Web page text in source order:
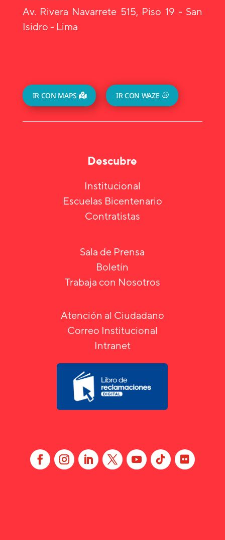
Av. Rivera Navarrete 515, Piso 19 - San
Isidro - Lima
IR CON MAPS IR CON WAZE
Descubre
Institucional
Escuelas Bicentenario
Contratistas
Sala de Prensa
Boletín
Trabaja con Nosotros
Atención al Ciudadano
Correo Institucional
Intranet